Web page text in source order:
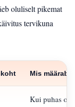
oluliselt pikemat
tervikuna
Mis määrab
Kui puhas on